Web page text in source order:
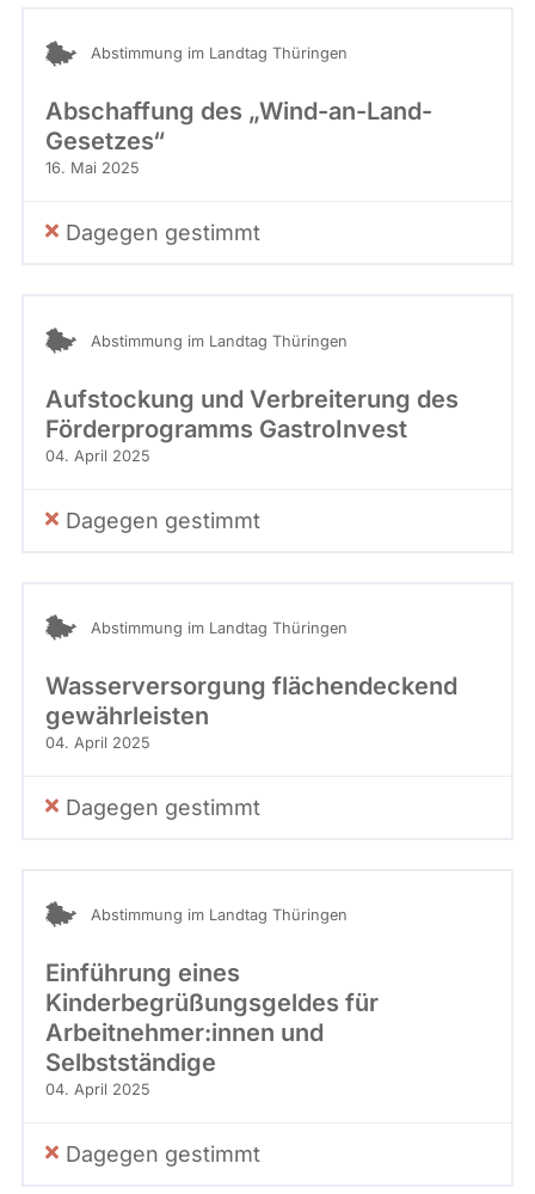
Abstimmung im Landtag Thüringen
Abschaffung des „Wind-an-Land-
Gesetzes“
16. Mai 2025
Dagegen gestimmt
Abstimmung im Landtag Thüringen
Aufstockung und Verbreiterung des
Förderprogramms GastroInvest
04. April 2025
Dagegen gestimmt
Abstimmung im Landtag Thüringen
Wasserversorgung flächendeckend
gewährleisten
04. April 2025
Dagegen gestimmt
Abstimmung im Landtag Thüringen
Einführung eines
Kinderbegrüßungsgeldes für
Arbeitnehmer:innen und
Selbstständige
04. April 2025
Dagegen gestimmt